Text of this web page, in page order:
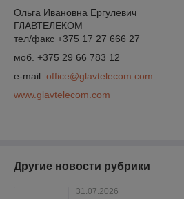
Ольга Ивановна Ергулевич
ГЛАВТЕЛЕКОМ
тел/факс +375 17 27 666 27
моб. +375 29 66 783 12
e-mail: office@glavtelecom.com
www.glavtelecom.com
Другие новости рубрики
31.07.2026